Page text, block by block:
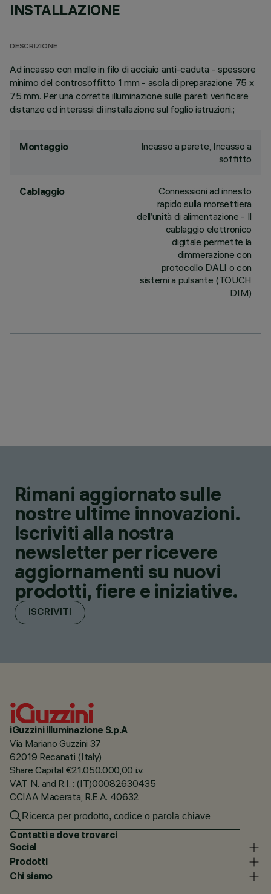
INSTALLAZIONE
DESCRIZIONE
Ad incasso con molle in filo di acciaio anti-caduta - spessore
minimo del controsoffitto 1 mm - asola di preparazione 75 x
75 mm. Per una corretta illuminazione sulle pareti verificare
distanze ed interassi di installazione sul foglio istruzioni.;
Montaggio
Incasso a parete, Incasso a
soffitto
Cablaggio
Connessioni ad innesto
rapido sulla morsettiera
dell’unità di alimentazione - Il
cablaggio elettronico
digitale permette la
dimmerazione con
protocollo DALI o con
sistemi a pulsante (TOUCH
DIM)
Rimani aggiornato sulle
nostre ultime innovazioni.
Iscriviti alla nostra
newsletter per ricevere
aggiornamenti su nuovi
prodotti, fiere e iniziative.
ISCRIVITI
iGuzzini illuminazione S.p.A
Via Mariano Guzzini 37
62019 Recanati (Italy)
Share Capital €21.050.000,00 i.v.
VAT N. and R.I. : (IT)00082630435
CCIAA Macerata, R.E.A. 40632
Contatti e dove trovarci
Social
Prodotti
Chi siamo